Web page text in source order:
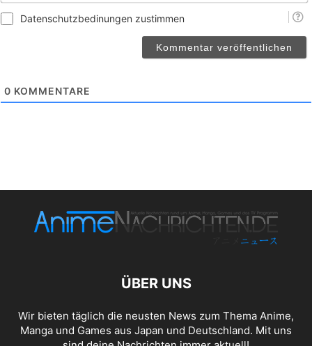
Datenschutzbedinungen zustimmen
0 KOMMENTARE
ÜBER UNS
Wir bieten täglich die neusten News zum Thema Anime,
Manga und Games aus Japan und Deutschland. Mit uns